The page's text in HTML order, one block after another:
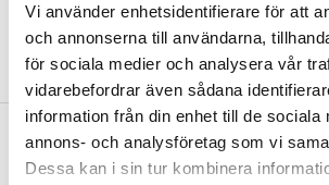
Vi använder enhetsidentifierare för att
och annonserna till användarna,
för sociala medier och analysera vår
vidarebefordrar även sådana
information från din enhet till de sociala
annons- och analysföretag som vi
Dessa kan i sin tur kombinera
”Så bryter vi hatpratets
”Hur
”Vad ska vår tid räcka till
förskolan?”